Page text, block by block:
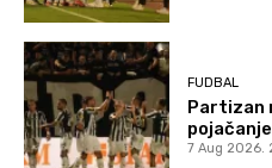
FUDBAL
Partizan
7 Aug 2026.